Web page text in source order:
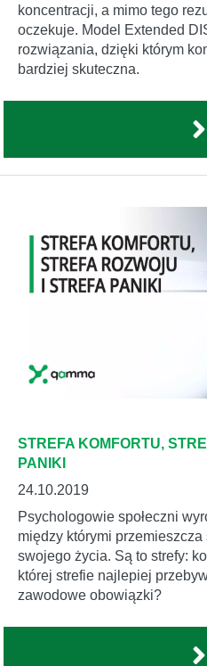
koncentracji, a mimo tego
oczekuje. Model Extended
rozwiązania, dzięki którym
bardziej skuteczna.
STREFA KOMFORTU,
PANIKI
24.10.2019
Psychologowie społeczni
między którymi przemieszcza
swojego życia. Są to strefy:
której strefie najlepiej
zawodowe obowiązki?